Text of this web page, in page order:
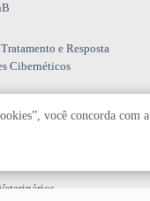
e Resposta
Cibernéticos
você concorda com a